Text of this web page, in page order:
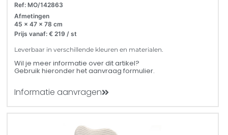
Ref: MO/142863
Afmetingen
45 x 47 x 78 cm
Prijs vanaf: € 219 / st
Leverbaar in verschillende kleuren en materialen.
Wil je meer informatie over dit artikel?
Gebruik hieronder het aanvraag formulier.
Informatie aanvragen